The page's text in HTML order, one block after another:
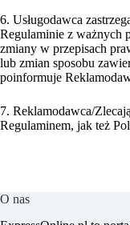
6. Usługodawca
Regulaminie z ważnych
zmiany w przepisach
lub zmian sposobu
poinformuje
7. Reklamodawca/
Regulaminem, jak też
O nas